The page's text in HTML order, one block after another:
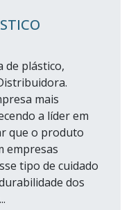
de plástico,
mais
a líder em
que o produto
empresas
tipo de cuidado
dos